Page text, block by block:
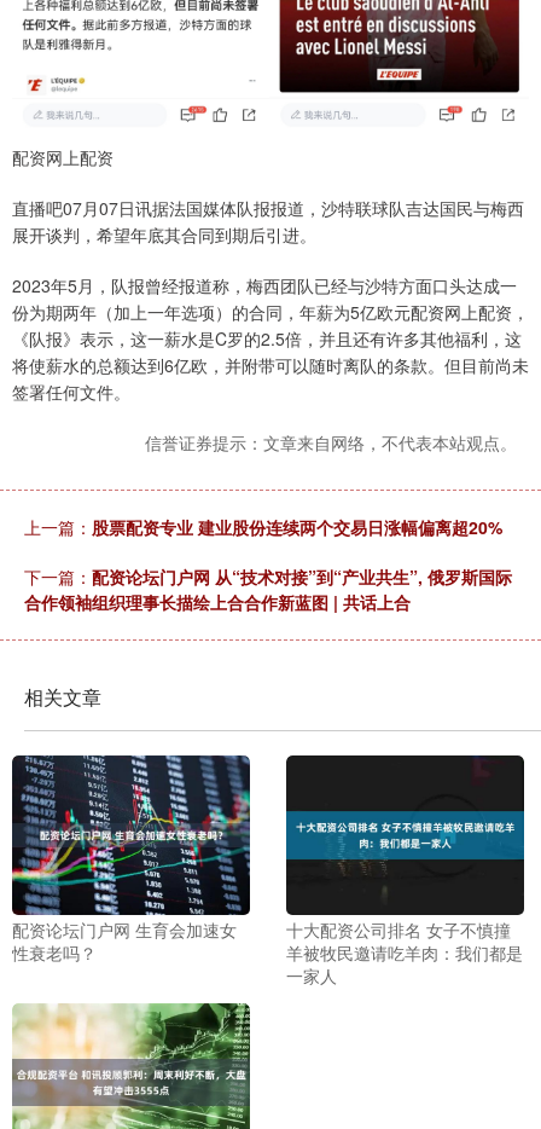
配资网上配资
直播吧07月07日讯据法国媒体队报报道，沙特联球队吉达国民与梅西
展开谈判，希望年底其合同到期后引进。
2023年5月，队报曾经报道称，梅西团队已经与沙特方面口头达成一
份为期两年（加上一年选项）的合同，年薪为5亿欧元配资网上配资，
《队报》表示，这一薪水是C罗的2.5倍，并且还有许多其他福利，这
将使薪水的总额达到6亿欧，并附带可以随时离队的条款。但目前尚未
签署任何文件。
信誉证券提示：文章来自网络，不代表本站观点。
上一篇： 股票配资专业 建业股份连续两个交易日涨幅偏离超20%
下一篇： 配资论坛门户网 从“技术对接”到“产业共生”, 俄罗斯国际
合作领袖组织理事长描绘上合合作新蓝图 | 共话上合
相关文章
配资论坛门户网 生育会加速女
性衰老吗？
十大配资公司排名 女子不慎撞
羊被牧民邀请吃羊肉：我们都是
一家人